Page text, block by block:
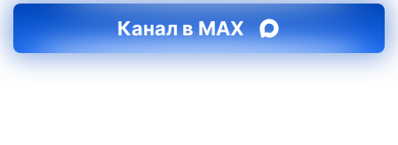
Канал в MAX